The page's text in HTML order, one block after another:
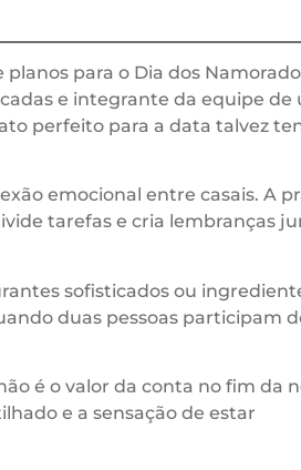
para o Dia dos
e integrante da equipe de
perfeito para a data talvez
emocional entre casais. A
tarefas e cria lembranças
sofisticados ou
duas pessoas participam
é o valor da conta no fim da
e a sensação de estar